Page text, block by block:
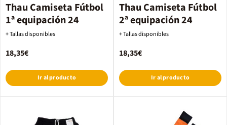
Thau Camiseta Fútbol
1ª equipación 24
+ Tallas disponibles
18,35€
Ir al producto
Thau Camiseta Fútbol
2ª equipación 24
+ Tallas disponibles
18,35€
Ir al producto